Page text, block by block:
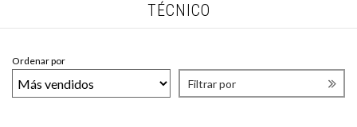
TÉCNICO
Ordenar por
Filtrar por